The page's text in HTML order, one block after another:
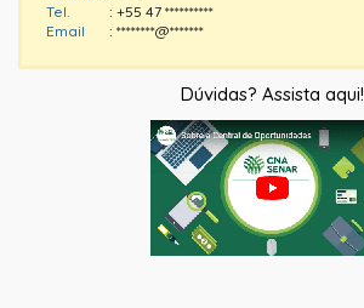
Tel.
: +55 47 **********
Email
: ********@*******
Dúvidas? Assista aqui!